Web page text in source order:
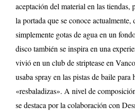
aceptación del material en las tiendas,
la portada que se conoce actualmente,
simplemente gotas de agua en un
disco también se inspira en una
vivió en un club de striptease en
usaba spray en las pistas de baile para
«resbaladizas». A nivel de
se destaca por la colaboración con